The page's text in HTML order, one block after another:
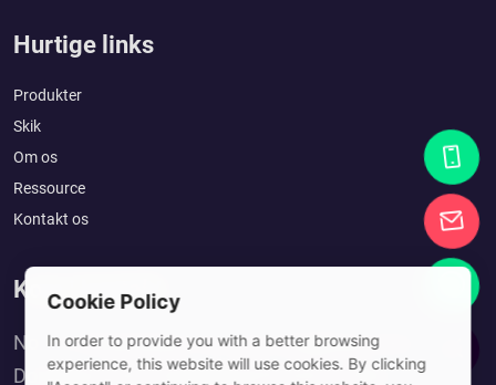
Hurtige links
Produkter
Skik
Om os
Ressource
Kontakt os
Kom i kontakt
No. 10, Xinshuitang 1st Lane, Dongkeng Town,
Dongguan City, Guangdong Province, China
Cookie Policy
In order to provide you with a better browsing
experience, this website will use cookies. By clicking